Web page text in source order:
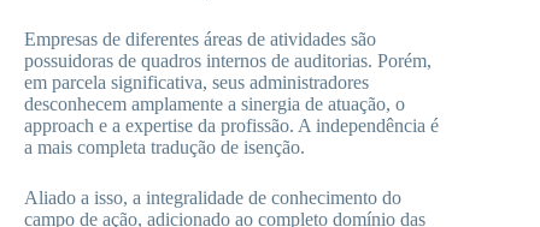
Empresas de diferentes áreas de atividades são
possuidoras de quadros internos de auditorias. Porém,
em parcela significativa, seus administradores
desconhecem amplamente a sinergia de atuação, o
approach e a expertise da profissão. A independência é
a mais completa tradução de isenção.
Aliado a isso, a integralidade de conhecimento do
campo de ação, adicionado ao completo domínio das